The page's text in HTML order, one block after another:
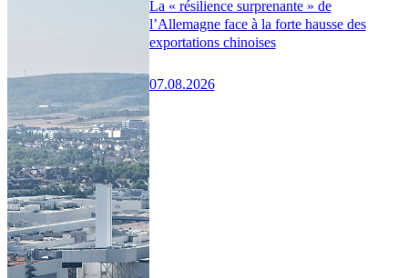
La « résilience surprenante » de
l’Allemagne face à la forte hausse des
exportations chinoises
07.08.2026